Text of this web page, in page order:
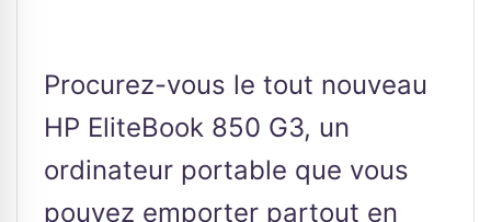
Procurez-vous le tout nouveau
HP EliteBook 850 G3, un
ordinateur portable que vous
pouvez emporter partout en